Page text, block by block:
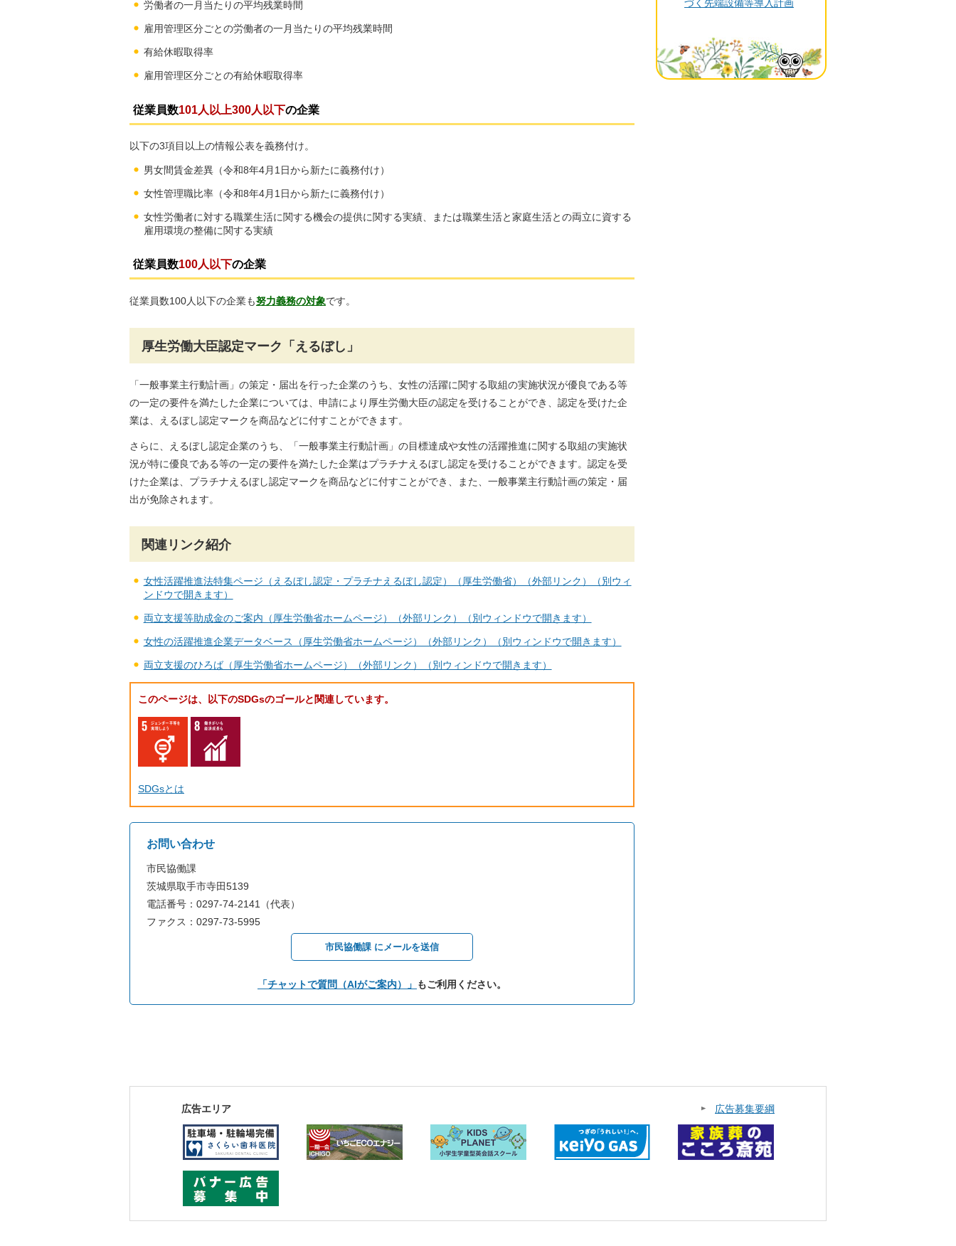
労働者の一月当たりの平均残業時間
雇用管理区分ごとの労働者の一月当たりの平均残業時間
有給休暇取得率
雇用管理区分ごとの有給休暇取得率
従業員数101人以上300人以下の企業
以下の3項目以上の情報公表を義務付け。
男女間賃金差異（令和8年4月1日から新たに義務付け）
女性管理職比率（令和8年4月1日から新たに義務付け）
女性労働者に対する職業生活に関する機会の提供に関する実績、または職業生活と家庭生活との両立に資する
雇用環境の整備に関する実績
従業員数100人以下の企業
従業員数100人以下の企業も努力義務の対象です。
厚生労働大臣認定マーク「えるぼし」
「一般事業主行動計画」の策定・届出を行った企業のうち、女性の活躍に関する取組の実施状況が優良である等
の一定の要件を満たした企業については、申請により厚生労働大臣の認定を受けることができ、認定を受けた企
業は、えるぼし認定マークを商品などに付すことができます。
さらに、えるぼし認定企業のうち、「一般事業主行動計画」の目標達成や女性の活躍推進に関する取組の実施状
況が特に優良である等の一定の要件を満たした企業はプラチナえるぼし認定を受けることができます。認定を受
けた企業は、プラチナえるぼし認定マークを商品などに付すことができ、また、一般事業主行動計画の策定・届
出が免除されます。
関連リンク紹介
女性活躍推進法特集ページ（えるぼし認定・プラチナえるぼし認定）（厚生労働省）（外部リンク）（別ウィ
ンドウで開きます）
両立支援等助成金のご案内（厚生労働省ホームページ）（外部リンク）（別ウィンドウで開きます）
女性の活躍推進企業データベース（厚生労働省ホームページ）（外部リンク）（別ウィンドウで開きます）
両立支援のひろば（厚生労働省ホームページ）（外部リンク）（別ウィンドウで開きます）
このページは、以下のSDGsのゴールと関連しています。
SDGsとは
お問い合わせ
市民協働課
茨城県取手市寺田5139
電話番号：0297-74-2141（代表）
ファクス：0297-73-5995
市民協働課 にメールを送信
「チャットで質問（AIがご案内）」 もご利用ください。
づく先端設備等導入計画
広告エリア 広告募集要綱